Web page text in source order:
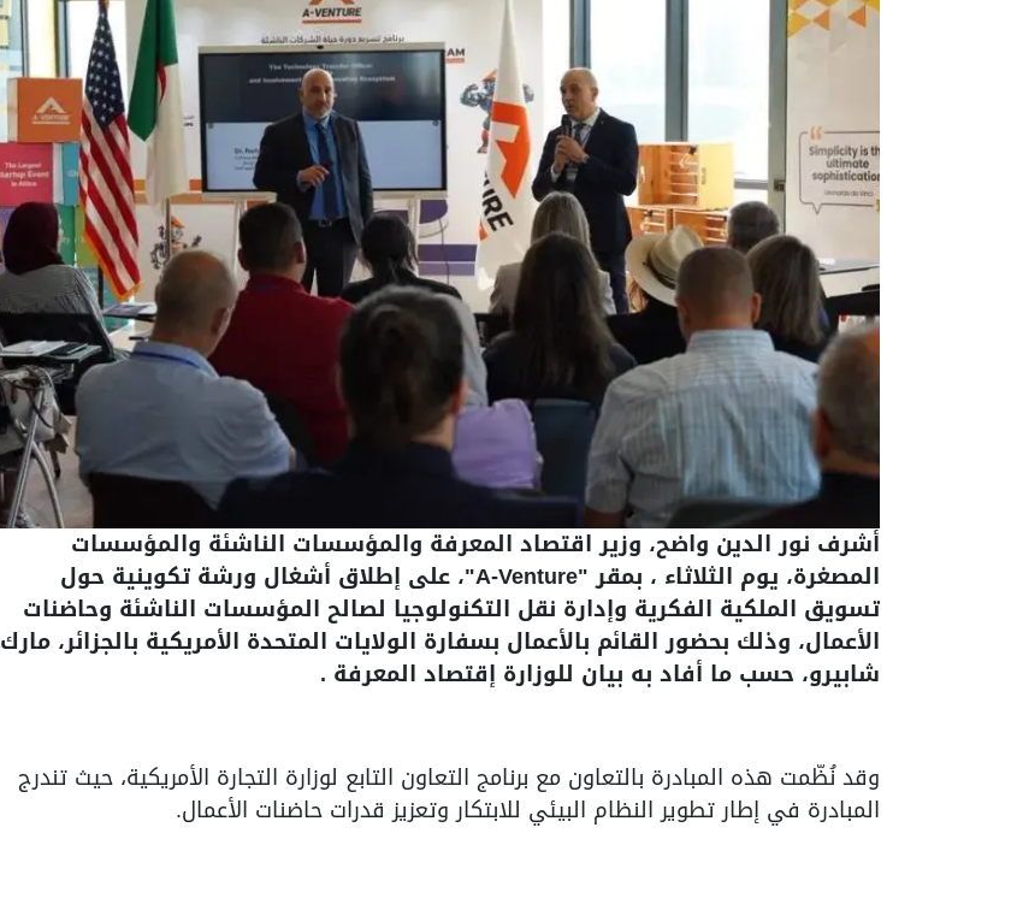
أشرف نور الدين واضح، وزير اقتصاد المعرفة والمؤسسات الناشئة والمؤسسات
المصغرة، يوم الثلاثاء ، بمقر "A-Venture"، على إطلاق أشغال ورشة تكوينية حول
تسويق الملكية الفكرية وإدارة نقل التكنولوجيا لصالح المؤسسات الناشئة وحاضنات
الأعمال، وذلك بحضور القائم بالأعمال بسفارة الولايات المتحدة الأمريكية بالجزائر، مارك
شابيرو، حسب ما أفاد به بيان للوزارة إقتصاد المعرفة .
وقد نُظّمت هذه المبادرة بالتعاون مع برنامج التعاون التابع لوزارة التجارة الأمريكية، حيث تندرج
المبادرة في إطار تطوير النظام البيئي للابتكار وتعزيز قدرات حاضنات الأعمال.